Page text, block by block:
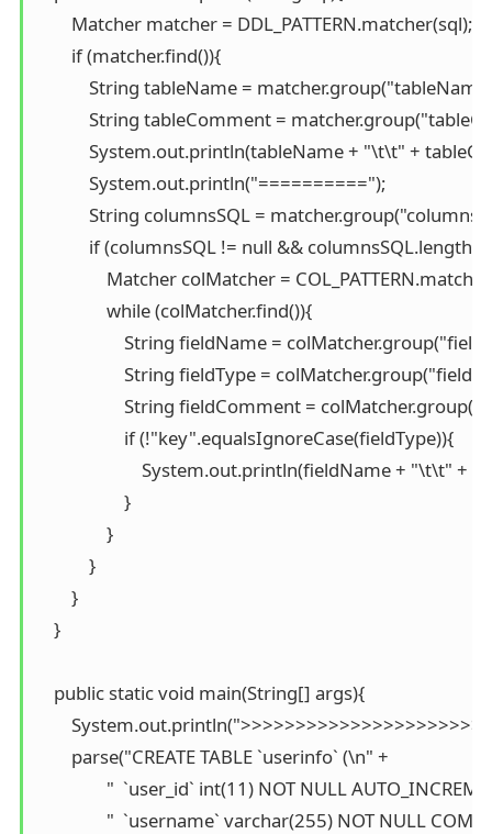
        Matcher matcher = DDL_PATTERN.matcher(sql);
        if (matcher.find()){
String tableName =
String tableComment =
System.out.println(tableName + "\t\t" +
            System.out.println("==========");
String columnsSQL =
if (columnsSQL != null && columnsSQL.length()
Matcher colMatcher =
                while (colMatcher.find()){
String fieldName =
String fieldType =
String fieldComment =
                    if (!"key".equalsIgnoreCase(fieldType)){
System.out.println(fieldName +
                    }
                }
            }
        }
    }
    public static void main(String[] args){
        parse("CREATE TABLE `userinfo` (\n" +
"  `user_id` int(11) NOT NULL
"  `username` varchar(255) NOT NULL